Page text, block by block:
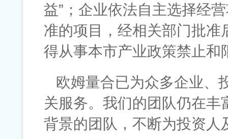
益”；企业依法自主选择经
准的项目，经相关部门批
得从事本市产业政策禁止
欧姆量合已为众多企业、
关服务。我们的团队仍在
背景的团队，不断为投资